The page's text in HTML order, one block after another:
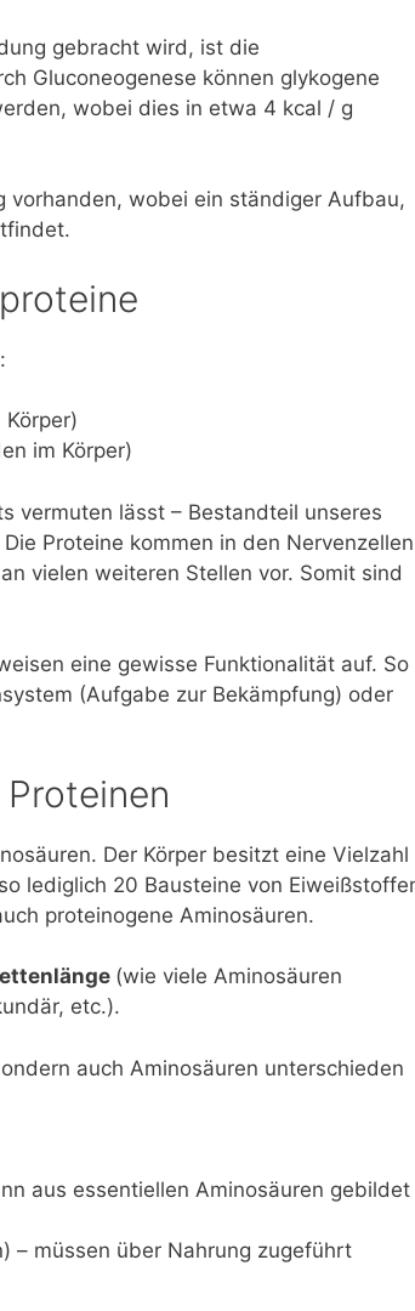
gebracht wird, ist die
Gluconeogenese können glykogene
wobei dies in etwa 4 kcal / g
vorhanden, wobei ein ständiger Aufbau,
im Körper)
vermuten lässt – Bestandteil unseres
Proteine kommen in den
vielen weiteren Stellen vor. Somit sind
eine gewisse Funktionalität auf. So
(Aufgabe zur Bekämpfung) oder
Der Körper besitzt eine Vielzahl
lediglich 20 Bausteine von
proteinogene Aminosäuren.
(wie viele Aminosäuren
etc.).
auch Aminosäuren unterschieden
aus essentiellen Aminosäuren gebildet
– müssen über Nahrung zugeführt